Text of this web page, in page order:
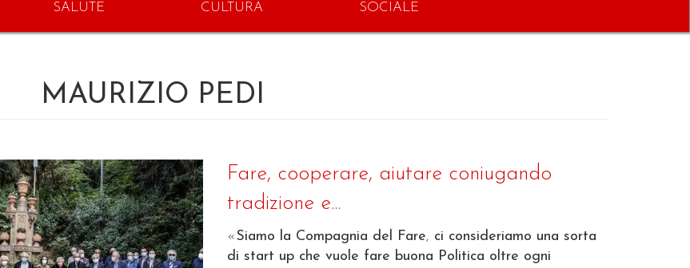
SALUTE CULTURA SOCIALE
MAURIZIO PEDI
Fare, cooperare, aiutare coniugando
tradizione e...
«Siamo la Compagnia del Fare, ci consideriamo una sorta
di start up che vuole fare buona Politica oltre ogni